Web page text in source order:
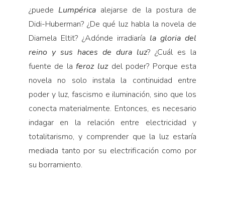
¿puede Lumpérica alejarse de la postura de
Didi-Huberman? ¿De qué luz habla la novela de
Diamela Eltit? ¿Adónde irradiaría la gloria del
reino y sus haces de dura luz? ¿Cuál es la
fuente de laferoz luz del poder? Porque esta
novela no solo instala la continuidad entre
poder y luz, fascismo e iluminación, sino que los
conecta materialmente. Entonces, es necesario
indagar en la relación entre electricidad y
totalitarismo, y comprender que la luz estaría
mediada tanto por su electrificación como por
su borramiento.